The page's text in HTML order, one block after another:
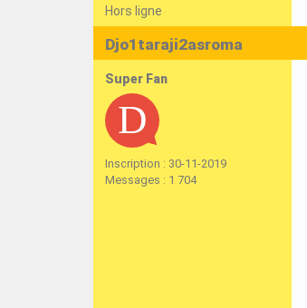
Hors ligne
Djo1taraji2asroma
Super Fan
Inscription : 30-11-2019
Messages : 1 704